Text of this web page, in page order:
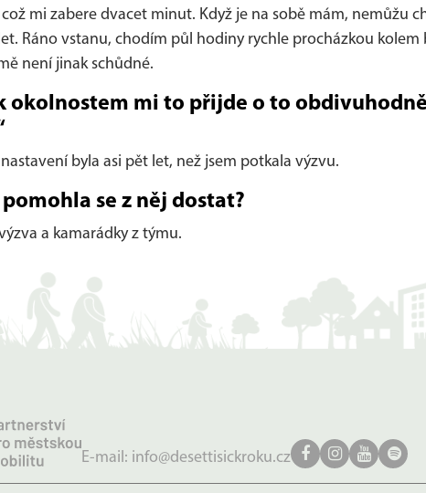
mi zabere dvacet minut. Když je na sobě mám, nemůžu
Ráno vstanu, chodím půl hodiny rychle procházkou
není jinak schůdné.
okolnostem mi to přijde o to
byla asi pět let, než jsem potkala výzvu.
se z něj dostat?
a kamarádky z týmu.
E-mail: info@desettisickroku.cz